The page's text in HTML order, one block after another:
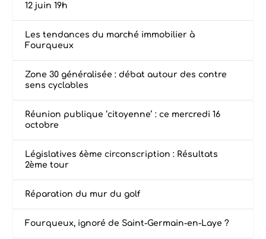
12 juin 19h
Les tendances du marché immobilier à
Fourqueux
Zone 30 généralisée : débat autour des contre
sens cyclables
Réunion publique ‘citoyenne’ : ce mercredi 16
octobre
Législatives 6ème circonscription : Résultats
2ème tour
Réparation du mur du golf
Fourqueux, ignoré de Saint-Germain-en-Laye ?